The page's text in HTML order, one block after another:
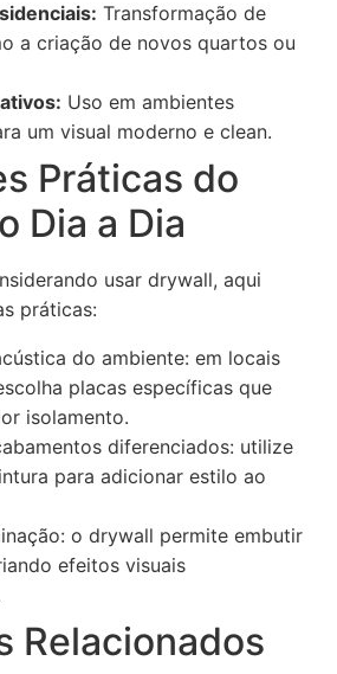
Transformação de
a criação de novos quartos ou
Uso em ambientes
um visual moderno e clean.
Práticas do
Dia a Dia
usar drywall, aqui
práticas:
do ambiente: em locais
placas específicas que
isolamento.
diferenciados: utilize
para adicionar estilo ao
o drywall permite embutir
efeitos visuais
Relacionados